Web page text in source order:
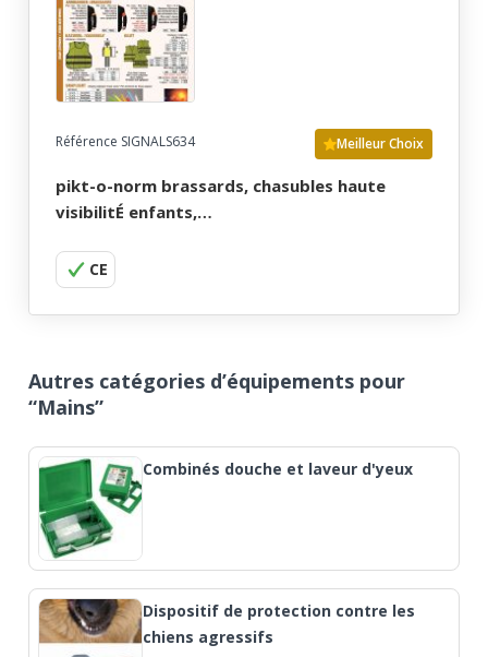
Référence SIGNALS634 Meilleur Choix
pikt-o-norm brassards, chasubles haute
visibilitÉ enfants,…
CE
Autres catégories d’équipements pour
“Mains”
Combinés douche et laveur d'yeux
Dispositif de protection contre les
chiens agressifs